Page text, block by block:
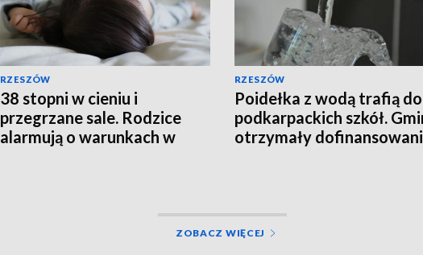
RZESZÓW
38 stopni w cieniu i
przegrzane sale. Rodzice
alarmują o warunkach w
RZESZÓW
Poidełka z wodą trafią do
podkarpackich szkół.
otrzymały
ZOBACZ WIĘCEJ